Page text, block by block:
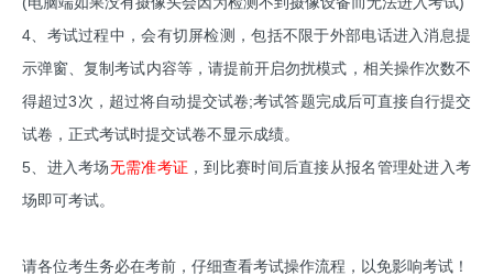
4、考试过程中，会有切屏检测，包括不限于外部电话进入消息提
示弹窗、复制考试内容等，请提前开启勿扰模式，相关操作次数不
得超过3次，超过将自动提交试卷;考试答题完成后可直接自行提交
试卷，正式考试时提交试卷不显示成绩。
5、进入考场无需准考证 ，到比赛时间后直接从报名管理处进入考
场即可考试。
请各位考生务必在考前，仔细查看考试操作流程，以免影响考试！